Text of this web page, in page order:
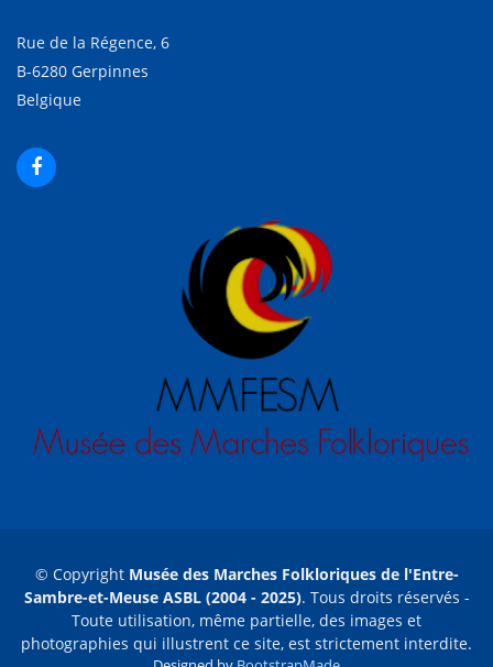
Rue de la Régence, 6
B-6280 Gerpinnes
Belgique
© Copyright Musée des Marches Folkloriques de l'Entre-
Sambre-et-Meuse ASBL (2004 - 2025). Tous droits réservés -
Toute utilisation, même partielle, des images et
photographies qui illustrent ce site, est strictement interdite.